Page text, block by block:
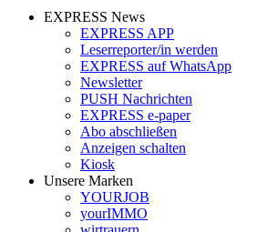
EXPRESS News
EXPRESS APP
Leserreporter/in werden
EXPRESS auf WhatsApp
Newsletter
PUSH Nachrichten
EXPRESS e-paper
Abo abschließen
Anzeigen schalten
Kiosk
Unsere Marken
YOURJOB
yourIMMO